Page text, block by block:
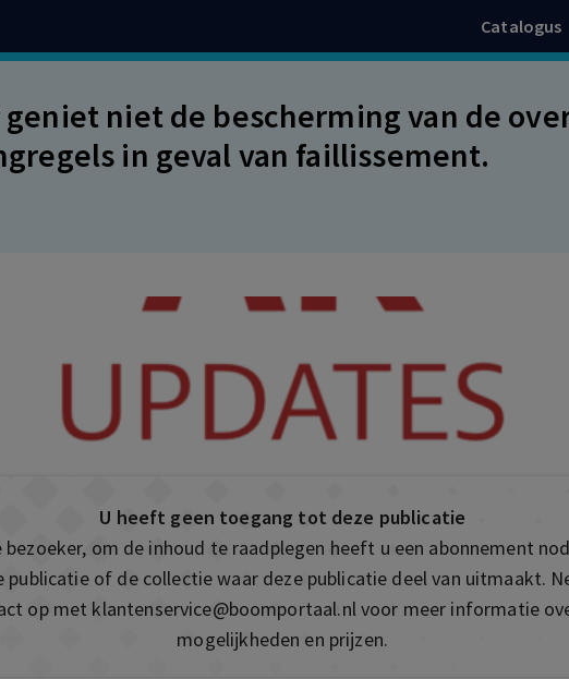
Catalogus
niet de bescherming van de
in geval van faillissement.
U heeft geen toegang tot deze publicatie
bezoeker, om de inhoud te raadplegen heeft u een abonnement
publicatie of de collectie waar deze publicatie deel van uitmaakt.
op met klantenservice@boomportaal.nlvoor meer informatie
mogelijkheden en prijzen.